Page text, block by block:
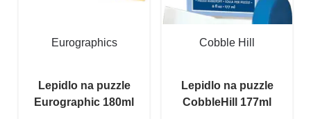
Eurographics
Lepidlo na puzzle
Eurographic 180ml
Cobble Hill
Lepidlo na puzzle
CobbleHill 177ml